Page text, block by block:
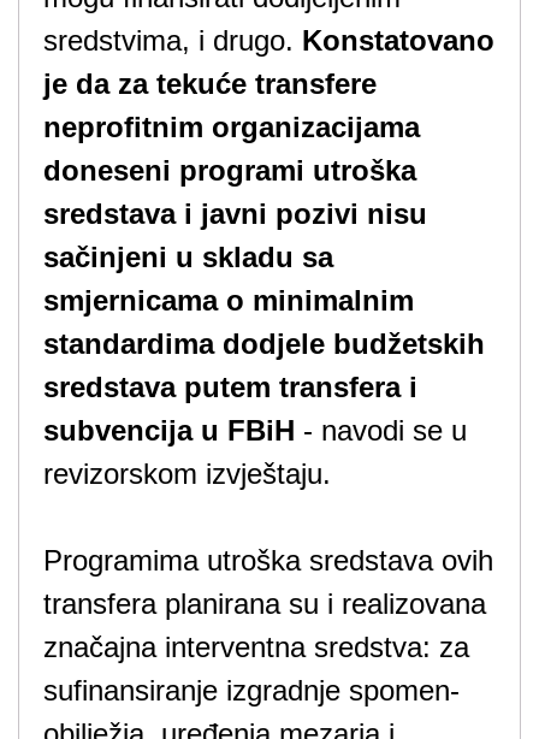
sredstvima, i drugo. Konstatovano
je da za tekuće transfere
neprofitnim organizacijama
doneseni programi utroška
sredstava i javni pozivi nisu
sačinjeni u skladu sa
smjernicama o minimalnim
standardima dodjele budžetskih
sredstava putem transfera i
subvencija u FBiH - navodi se u
revizorskom izvještaju.
Programima utroška sredstava ovih
transfera planirana su i realizovana
značajna interventna sredstva: za
sufinansiranje izgradnje spomen-